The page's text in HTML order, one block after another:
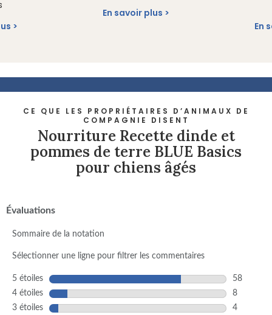
En savoir plus
En
CE QUE LES PROPRIÉTAIRES D’ANIMAUX DE
COMPAGNIE DISENT
Nourriture Recette dinde et
pommes de terre BLUE Basics
pour chiens âgés